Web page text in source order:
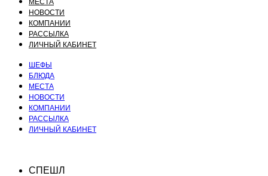
МЕСТА
НОВОСТИ
КОМПАНИИ
РАССЫЛКА
ЛИЧНЫЙ КАБИНЕТ
ШЕФЫ
БЛЮДА
МЕСТА
НОВОСТИ
КОМПАНИИ
РАССЫЛКА
ЛИЧНЫЙ КАБИНЕТ
СПЕШЛ